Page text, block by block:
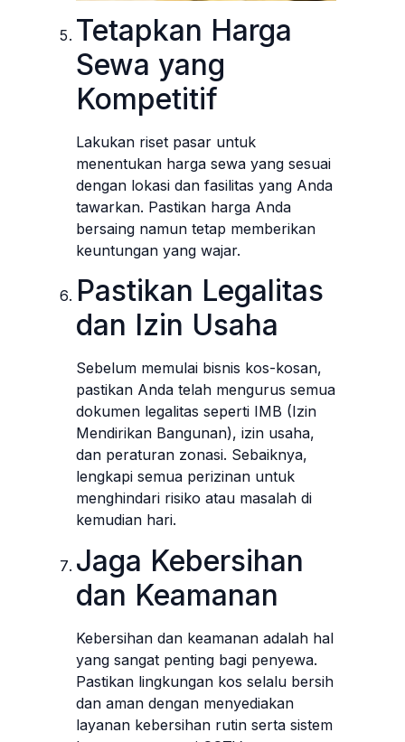
Tetapkan Harga
Sewa yang
Kompetitif
Lakukan riset pasar untuk
menentukan harga sewa yang sesuai
dengan lokasi dan fasilitas yang Anda
tawarkan. Pastikan harga Anda
bersaing namun tetap memberikan
keuntungan yang wajar.
Pastikan Legalitas
dan Izin Usaha
Sebelum memulai bisnis kos-kosan,
pastikan Anda telah mengurus semua
dokumen legalitas seperti IMB (Izin
Mendirikan Bangunan), izin usaha,
dan peraturan zonasi. Sebaiknya,
lengkapi semua perizinan untuk
menghindari risiko atau masalah di
kemudian hari.
Jaga Kebersihan
dan Keamanan
Kebersihan dan keamanan adalah hal
yang sangat penting bagi penyewa.
Pastikan lingkungan kos selalu bersih
dan aman dengan menyediakan
layanan kebersihan rutin serta sistem